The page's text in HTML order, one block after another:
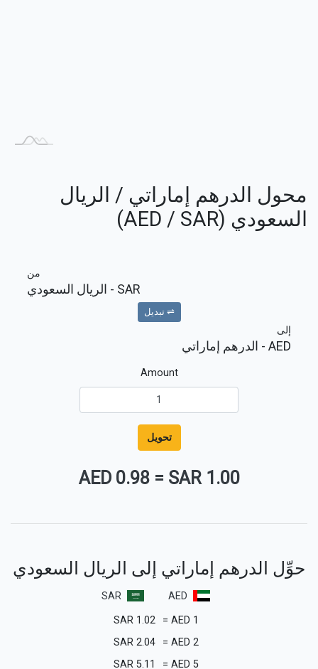
محول الدرهم إماراتي / الريال
السعودي (AED / SAR)
من
SAR - الريال السعودي
⇌ تبديل
إلى
AED - الدرهم إماراتي
Amount
تحويل
1.00 SAR
=
0.98 AED
حوِّل الدرهم إماراتي إلى الريال السعودي
AED
SAR
1
AED
=
1.02
SAR
2
AED
=
2.04
SAR
5
AED
=
5.11
SAR